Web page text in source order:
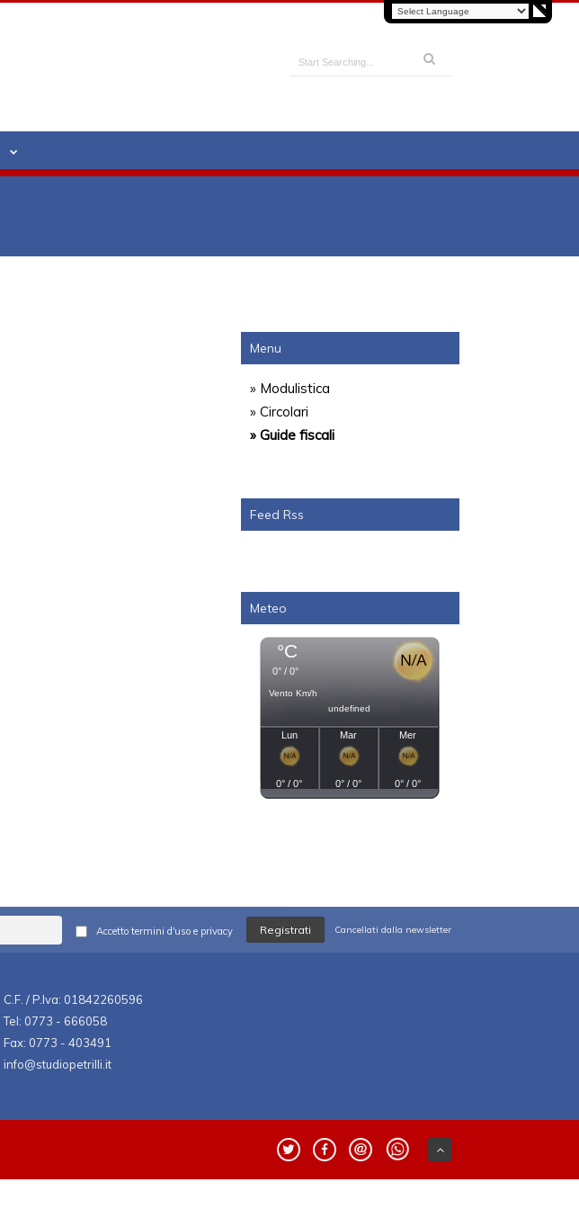
Menu
» Modulistica
» Circolari
» Guide fiscali
Feed Rss
Meteo
°C
Vento Km/h
0° / 0°
undefined
Lun
0° / 0°
Mar
0° / 0°
Mer
0° / 0°
Accetto termini d'uso e privacy Registrati Cancellati dalla newsletter
C.F. / P.Iva: 01842260596
Tel: 0773 - 666058
Fax: 0773 - 403491
info@studiopetrilli.it